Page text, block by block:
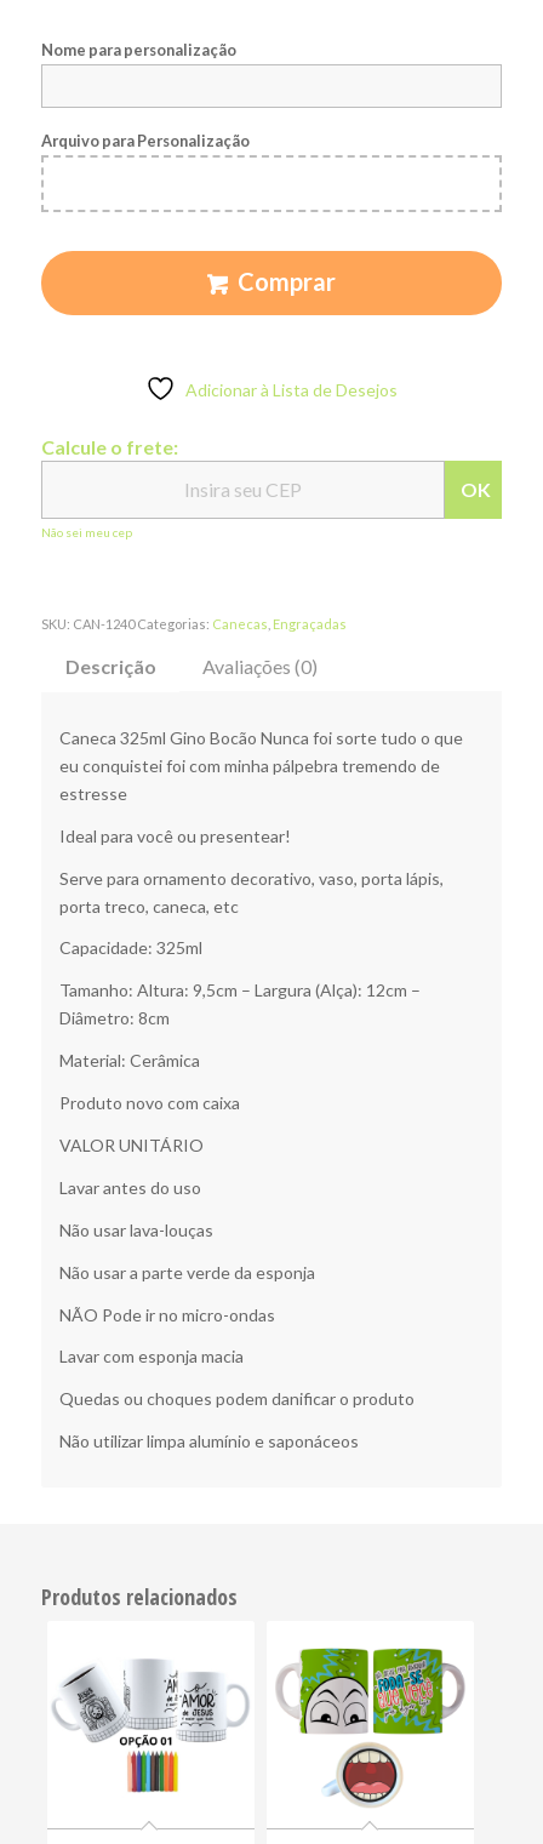
Nome para personalização
Arquivo para Personalização
Comprar
Adicionar à Lista de Desejos
Calcule o frete:
OK
Não sei meu cep
SKU: CAN-1240 Categorias: Canecas Engraçadas
Descrição Avaliações (0)
Caneca 325ml Gino Bocão Nunca foi sorte tudo o que
eu conquistei foi com minha pálpebra tremendo de
estresse
Ideal para você ou presentear!
Serve para ornamento decorativo, vaso, porta lápis,
porta treco, caneca, etc
Capacidade: 325ml
Tamanho: Altura: 9,5cm – Largura (Alça): 12cm –
Diâmetro: 8cm
Material: Cerâmica
Produto novo com caixa
VALOR UNITÁRIO
Lavar antes do uso
Não usar lava-louças
Não usar a parte verde da esponja
NÃO Pode ir no micro-ondas
Lavar com esponja macia
Quedas ou choques podem danificar o produto
Não utilizar limpa alumínio e saponáceos
Produtos relacionados